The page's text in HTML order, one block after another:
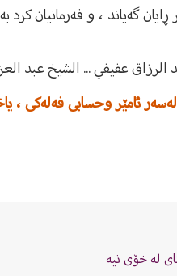
گەیاند ، و فەرمانیان کرد
عفيفي ... الشيخ عبد
لەسەر ئامێر وحسابی
لە خۆى نیە